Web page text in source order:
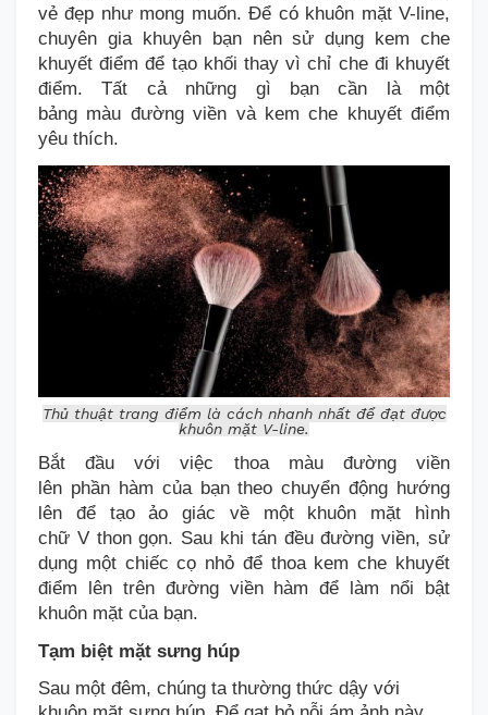
vẻ đẹp như mong muốn. Để có khuôn mặt V-line,
chuyên gia khuyên bạn nênsử dụng kem che
khuyết điểm để tạo khối thay vìchỉ che đi khuyết
điểm. Tất cả những gì bạn cần là một
bảng màu đường viền và kem che khuyết điểm
yêu thích.
Thủ thuật trang điểm là cách nhanh nhất để đạt được
khuôn mặt V-line.
Bắt đầu với việc thoa màu đường viền
lên phầnhàm của bạn theo chuyển động hướng
lên để tạo ảo giác về một khuôn mặt hình
chữ V thon gọn. Sau khi tán đều đường viền, sử
dụng một chiếc cọ nhỏ để thoa kem che khuyết
điểm lên trên đường viền hàm để làm nổi bật
khuôn mặt của bạn.
Tạm biệt mặt sưng húp
Sau một đêm, chúng ta thường thức dậy với